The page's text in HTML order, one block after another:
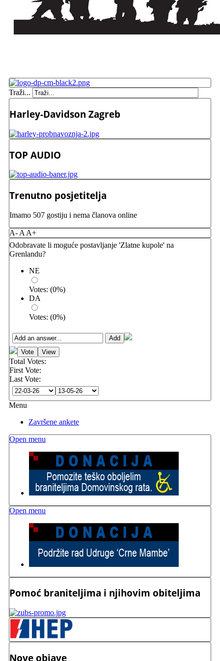
Traži...
Harley-Davidson Zagreb
TOP AUDIO
Trenutno posjetitelja
Imamo 507 gostiju i nema članova online
A- A A+
Odobravate li moguće postavljanje 'Zlatne kupole' na
Grenlandu?
NE
Votes: (0%)
DA
Votes: (0%)
Total Votes:
First Vote:
Last Vote:
Menu
Završene ankete
Open menu
Open menu
Pomoć braniteljima i njihovim obiteljima
Nove objave